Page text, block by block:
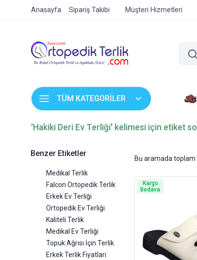
Anasayfa Sipariş Takibi Müşteri Hizmetleri
TÜM KATEGORİLER
'Hakiki Deri Ev Terliği' kelimesi için etiket
Benzer Etiketler
Medikal Terlik
Falcon Ortopedik Terlik
Erkek Ev Terliği
Ortopedik Ev Terliği
Kaliteli Terlik
Medikal Ev Terliği
Topuk Ağrısı İçin Terlik
Erkek Terlik Fiyatları
Bu aramada toplam
Kargo
Bedava